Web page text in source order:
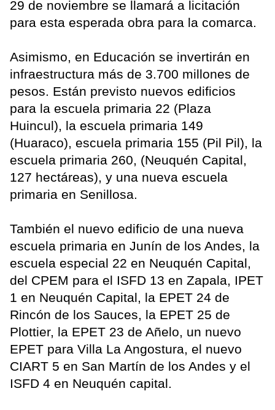
29 de noviembre se llamará a licitación
para esta esperada obra para la comarca.
Asimismo, en Educación se invertirán en
infraestructura más de 3.700 millones de
pesos. Están previsto nuevos edificios
para la escuela primaria 22 (Plaza
Huincul), la escuela primaria 149
(Huaraco), escuela primaria 155 (Pil Pil), la
escuela primaria 260, (Neuquén Capital,
127 hectáreas), y una nueva escuela
primaria en Senillosa.
También el nuevo edificio de una nueva
escuela primaria en Junín de los Andes, la
escuela especial 22 en Neuquén Capital,
del CPEM para el ISFD 13 en Zapala, IPET
1 en Neuquén Capital, la EPET 24 de
Rincón de los Sauces, la EPET 25 de
Plottier, la EPET 23 de Añelo, un nuevo
EPET para Villa La Angostura, el nuevo
CIART 5 en San Martín de los Andes y el
ISFD 4 en Neuquén capital.